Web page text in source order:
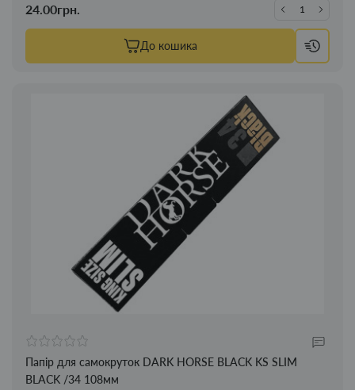
24.00грн.
До кошика
Папір для самокруток DARK HORSE BLACK KS SLIM
BLACK /34 108мм